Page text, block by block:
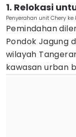
1. Relokasi
Penyerahan unit Chery
Pemindahan
Pondok Jagung
wilayah
kawasan urban